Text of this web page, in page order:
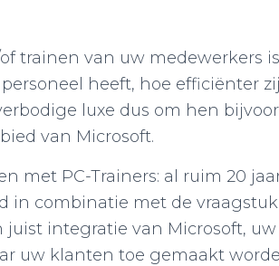
trainen van uw medewerkers
heeft, hoe efficiënter
luxe dus om hen
van Microsoft.
met PC-Trainers: al ruim 20
in combinatie met de
juist integratie van Microsoft,
uw klanten toe gemaakt